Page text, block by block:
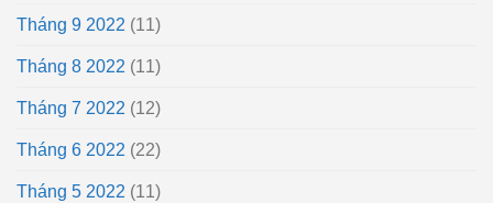
Tháng 9 2022 (11)
Tháng 8 2022 (11)
Tháng 7 2022 (12)
Tháng 6 2022 (22)
Tháng 5 2022 (11)